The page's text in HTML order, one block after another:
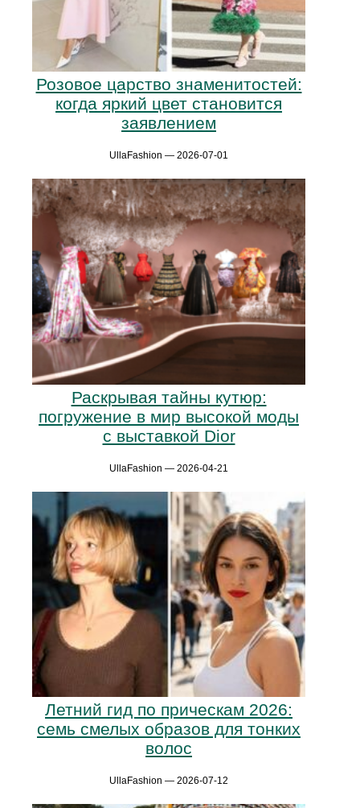
Розовое царство знаменитостей:
когда яркий цвет становится
заявлением
UllaFashion — 2026-07-01
Раскрывая тайны кутюр:
погружение в мир высокой моды
с выставкой Dior
UllaFashion — 2026-04-21
Летний гид по прическам 2026:
семь смелых образов для тонких
волос
UllaFashion — 2026-07-12